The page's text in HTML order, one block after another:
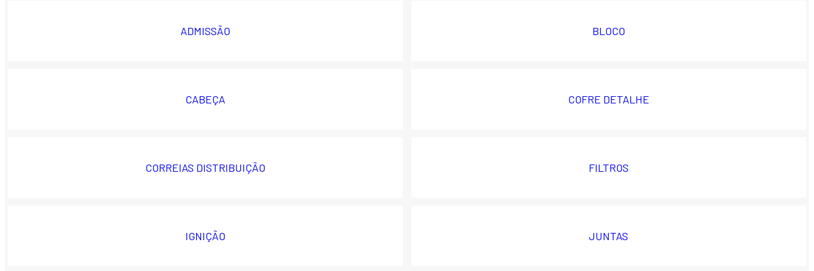
ADMISSÃO BLOCO
CABEÇA COFRE DETALHE
CORREIAS DISTRIBUIÇÃO FILTROS
IGNIÇÃO JUNTAS